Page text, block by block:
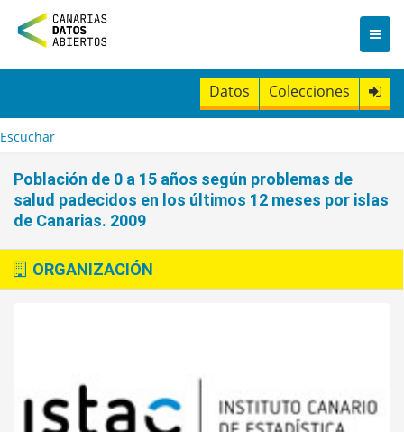
n
t
Datos Colecciones
Escuchar
Población de 0 a 15 años según problemas de
salud padecidos en los últimos 12 meses por islas
de Canarias. 2009
ORGANIZACIÓN